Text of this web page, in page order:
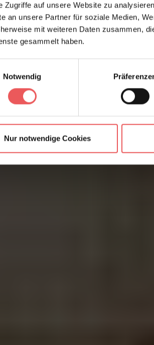
Zugriffe auf unsere Website zu
an unsere Partner für soziale Medien,
mit weiteren Daten zusammen,
gesammelt haben.
Notwendig
Nur notwendige Cookies